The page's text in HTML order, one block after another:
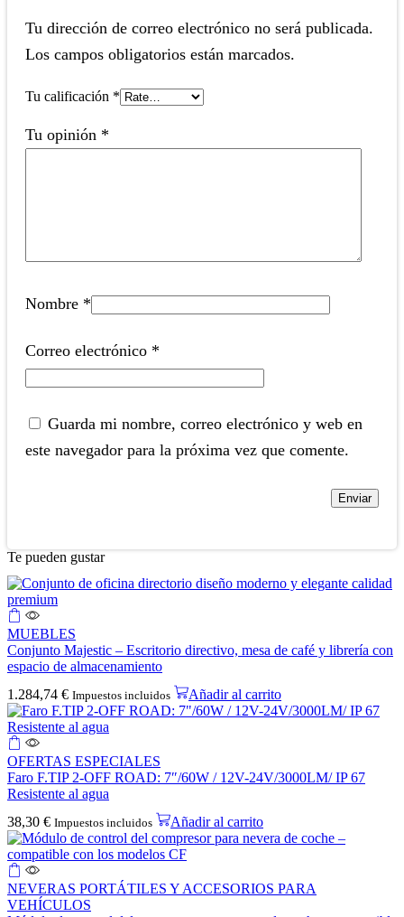
Tu dirección de correo electrónico no será publicada.
Los campos obligatorios están marcados.
Tu calificación *
Tu opinión *
Nombre *
Correo electrónico *
Guarda mi nombre, correo electrónico y web en
este navegador para la próxima vez que comente.
Te pueden gustar
MUEBLES
Conjunto Majestic – Escritorio directivo, mesa de café y librería con
espacio de almacenamiento
1.284,74 € Impuestos incluidos Añadir al carrito
OFERTAS ESPECIALES
Faro F.TIP 2-OFF ROAD: 7″/60W / 12V-24V/3000LM/ IP 67
Resistente al agua
38,30 € Impuestos incluidos Añadir al carrito
NEVERAS PORTÁTILES Y ACCESORIOS PARA
VEHÍCULOS